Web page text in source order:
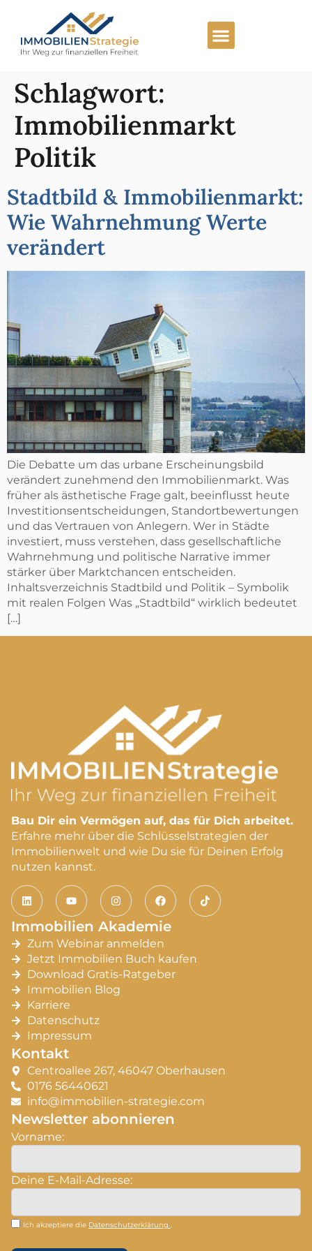
Schlagwort:
Immobilienmarkt
Politik
Stadtbild & Immobilienmarkt:
Wie Wahrnehmung Werte
verändert
Die Debatte um das urbane Erscheinungsbild
verändert zunehmend den Immobilienmarkt. Was
früher als ästhetische Frage galt, beeinflusst heute
Investitionsentscheidungen, Standortbewertungen
und das Vertrauen von Anlegern. Wer in Städte
investiert, muss verstehen, dass gesellschaftliche
Wahrnehmung und politische Narrative immer
stärker über Marktchancen entscheiden.
Inhaltsverzeichnis Stadtbild und Politik – Symbolik
mit realen Folgen Was „Stadtbild“ wirklich bedeutet
[…]
Bau Dir ein Vermögen auf, das für Dich arbeitet.
Erfahre mehr über die Schlüsselstrategien der
Immobilienwelt und wie Du sie für Deinen Erfolg
nutzen kannst.
Immobilien Akademie
Zum Webinar anmelden
Jetzt Immobilien Buch kaufen
Download Gratis-Ratgeber
Immobilien Blog
Karriere
Datenschutz
Impressum
Kontakt
Centroallee 267, 46047 Oberhausen
0176 56440621
info@immobilien-strategie.com
Newsletter abonnieren
Vorname:
Deine E-Mail-Adresse:
Ich akzeptiere die Datenschutzerklärung .